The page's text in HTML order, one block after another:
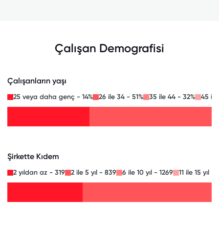
Çalışan Demografisi
Çalışanların yaşı
25 veya daha genç - 14% 26 ile 34 - 51% 35 ile 44 - 32% 45
Şirkette Kıdem
2 yıldan az - 319 2 ile 5 yıl - 839 6 ile 10 yıl - 1269 11 ile 15 yıl -